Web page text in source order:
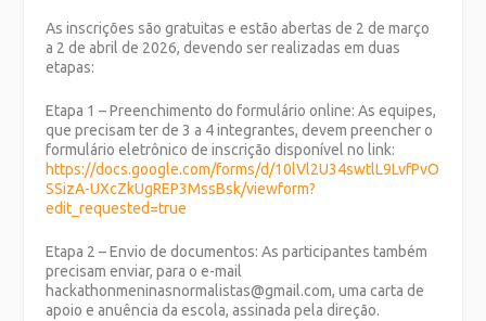
As inscrições são gratuitas e estão abertas de 2 de março
a 2 de abril de 2026, devendo ser realizadas em duas
etapas:
Etapa 1 – Preenchimento do formulário online: As equipes,
que precisam ter de 3 a 4 integrantes, devem preencher o
formulário eletrônico de inscrição disponível no link:
https://docs.google.com/forms/d/10lVl2U34swtlL9LvfPvO
SSizA-UXcZkUgREP3MssBsk/viewform?
edit_requested=true
Etapa 2 – Envio de documentos: As participantes também
precisam enviar, para o e-mail
hackathonmeninasnormalistas@gmail.com, uma carta de
apoio e anuência da escola, assinada pela direção.